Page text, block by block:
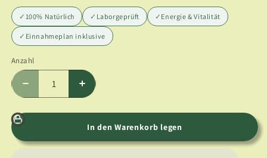
✓ 100% Natürlich ✓ Laborgeprüft ✓ Energie & Vitalität
✓ Einnahmeplan inklusive
Anzahl
Anzahl
Verringere
die
Menge
Haritaki
Kapseln
Erhöhe
die
Menge
für
Haritaki
Kapseln
In den Warenkorb legen